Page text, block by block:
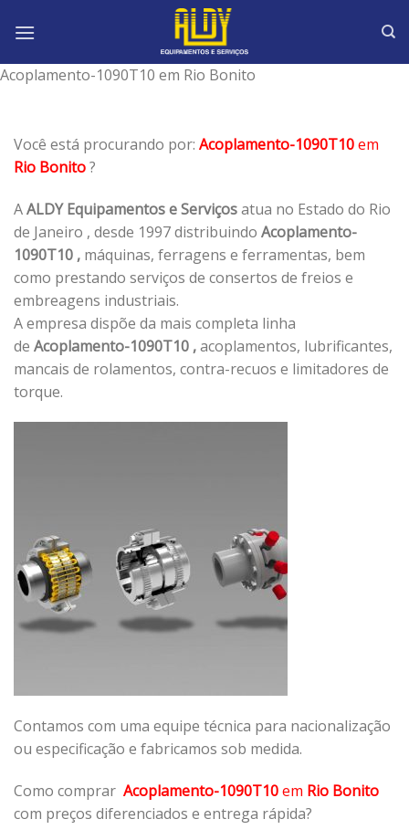
Acoplamento-1090T10 em Rio Bonito
Você está procurando por: Acoplamento-1090T10em
Rio Bonito?
AALDY Equipamentos e Serviçosatua no Estado do Rio
de Janeiro , desde 1997 distribuindo Acoplamento-
1090T10 , máquinas, ferragens e ferramentas, bem
como prestando serviços de consertos de freios e
embreagens industriais.
A empresa dispõe da mais completa linha
de Acoplamento-1090T10 ,acoplamentos, lubrificantes,
mancais de rolamentos, contra-recuos e limitadores de
torque.
Contamos com uma equipe técnica para nacionalização
ou especificação e fabricamos sob medida.
Como comprar Acoplamento-1090T10em Rio Bonito
com preços diferenciados e entrega rápida?